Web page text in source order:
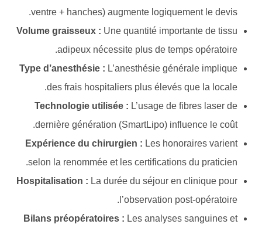
ventre + hanches) augmente logiquement le devis.
Volume graisseux :Une quantité importante de tissu
adipeux nécessite plus de temps opératoire.
Type d’anesthésie :L’anesthésie générale implique
des frais hospitaliers plus élevés que la locale.
Technologie utilisée :L’usage de fibres laser de
dernière génération (SmartLipo) influence le coût.
Expérience du chirurgien :Les honoraires varient
selon la renommée et les certifications du praticien.
Hospitalisation :La durée du séjour en clinique pour
l’observation post-opératoire.
Bilans préopératoires :Les analyses sanguines et